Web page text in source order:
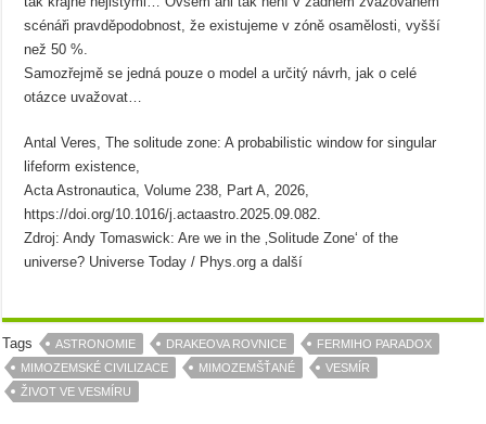
scénáři pravděpodobnost, že existujeme v zóně osamělosti, vyšší
než 50 %.
Samozřejmě se jedná pouze o model a určitý návrh, jak o celé
otázce uvažovat…
Antal Veres, The solitude zone: A probabilistic window for singular
lifeform existence,
Acta Astronautica, Volume 238, Part A, 2026,
https://doi.org/10.1016/j.actaastro.2025.09.082.
Zdroj: Andy Tomaswick: Are we in the ‚Solitude Zone‘ of the
universe? Universe Today / Phys.org a další
Tags ASTRONOMIE DRAKEOVA ROVNICE
FERMIHO PARADOX
MIMOZEMSKÉ CIVILIZACE
MIMOZEMŠŤANÉ
VESMÍR
ŽIVOT VE VESMÍRU